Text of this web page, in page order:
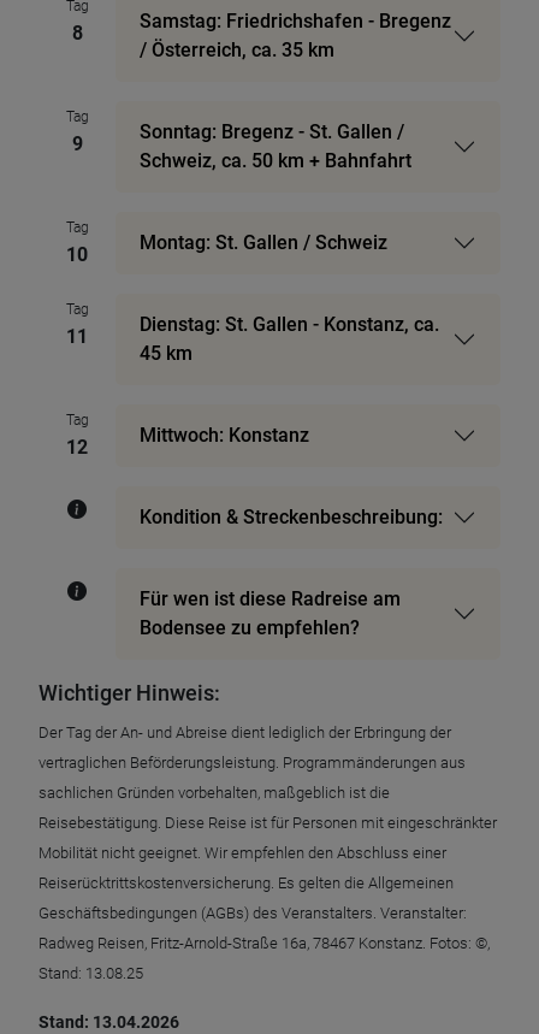
Tag
8
Samstag: Friedrichshafen - Bregenz
/ Österreich, ca. 35 km
Tag
9
Sonntag: Bregenz - St. Gallen /
Schweiz, ca. 50 km + Bahnfahrt
Tag
10
Montag: St. Gallen / Schweiz
Tag
11
Dienstag: St. Gallen - Konstanz, ca.
45 km
Tag
12
Mittwoch: Konstanz
Kondition & Streckenbeschreibung:
Für wen ist diese Radreise am
Bodensee zu empfehlen?
Wichtiger Hinweis:
Der Tag der An- und Abreise dient lediglich der Erbringung der
vertraglichen Beförderungsleistung. Programmänderungen aus
sachlichen Gründen vorbehalten, maßgeblich ist die
Reisebestätigung. Diese Reise ist für Personen mit eingeschränkter
Mobilität nicht geeignet. Wir empfehlen den Abschluss einer
Reiserücktrittskostenversicherung. Es gelten die Allgemeinen
Geschäftsbedingungen (AGBs) des Veranstalters. Veranstalter:
Radweg Reisen, Fritz-Arnold-Straße 16a, 78467 Konstanz. Fotos: ©,
Stand: 13.08.25
Stand: 13.04.2026